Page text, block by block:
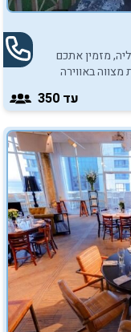
מזמין אתכם
באווירה
עד 350